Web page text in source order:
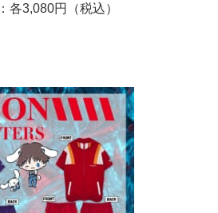
各3,080円（税込）